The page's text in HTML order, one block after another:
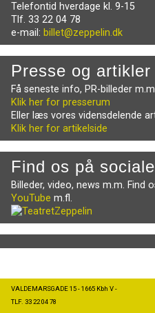
Telefontid hverdage kl. 9-15
Tlf. 33 22 04 78
e-mail: billet@zeppelin.dk
Presse og artikler
Få seneste info, PR-billeder
Klik her for presserum
Eller læs vores vidensdelende
Klik her for artikelside
Find os på
Billeder, video, news m.m. Find
YouTube m.fl.
VALDEMARSGADE 15 - 1665 Kbh V -
TLF. 33 22 04 78